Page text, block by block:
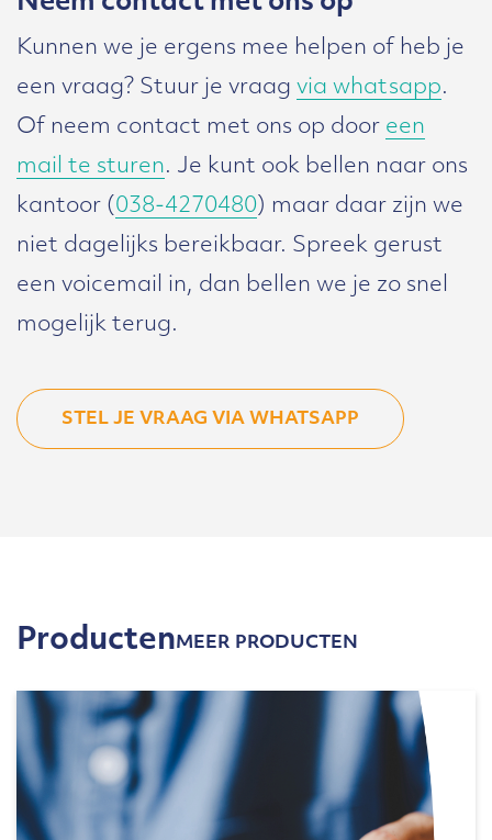
Kunnen we je ergens mee helpen of heb je
een vraag? Stuur je vraag via whatsapp.
Of neem contact met ons op door een
mail te sturen. Je kunt ook bellen naar ons
kantoor ( 038-4270480) maar daar zijn we
niet dagelijks bereikbaar. Spreek gerust
een voicemail in, dan bellen we je zo snel
mogelijk terug.
STEL JE VRAAG VIA WHATSAPP
ProductenMEER PRODUCTEN